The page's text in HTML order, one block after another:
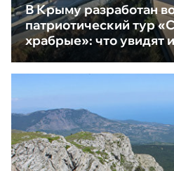
В Крыму разработан
патриотический тур
храбрые»: что увидят